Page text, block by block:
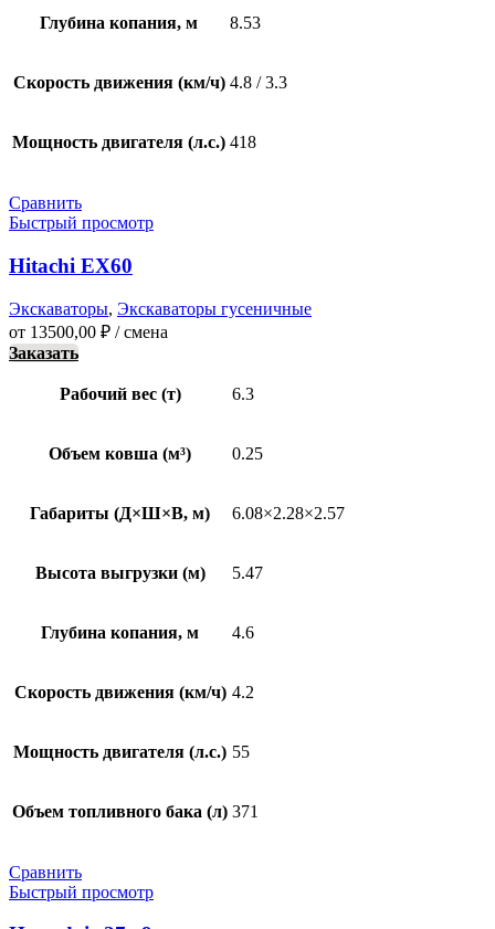
Глубина копания, м 8.53
Скорость движения (км/ч) 4.8 / 3.3
Мощность двигателя (л.с.) 418
Сравнить
Быстрый просмотр
Hitachi ЕХ60
Экскаваторы, Экскаваторы гусеничные
от 13500,00 ₽ / смена
Заказать
Рабочий вес (т) 6.3
Объем ковша (м³) 0.25
Габариты (Д×Ш×В, м) 6.08×2.28×2.57
Высота выгрузки (м) 5.47
Глубина копания, м 4.6
Скорость движения (км/ч) 4.2
Мощность двигателя (л.с.) 55
Объем топливного бака (л) 371
Сравнить
Быстрый просмотр